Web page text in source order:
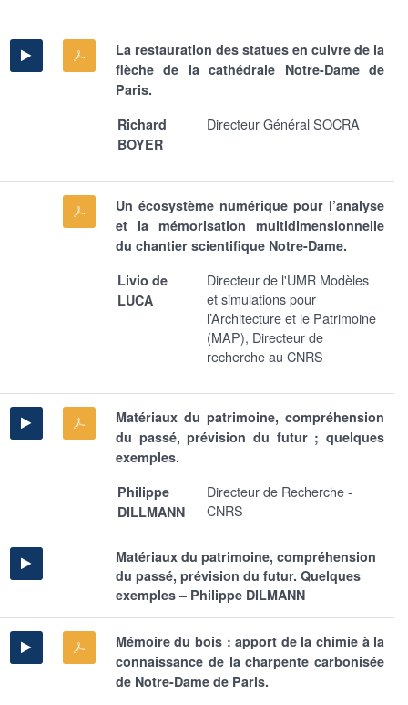
La restauration des statues en cuivre de la
flèche de la cathédrale Notre-Dame de
Paris.
Richard
BOYER
Directeur Général SOCRA
Un écosystème numérique pour l’analyse
et la mémorisation multidimensionnelle
du chantier scientifique Notre-Dame.
Livio de
LUCA
Directeur de l'UMR Modèles
et simulations pour
l’Architecture et le Patrimoine
(MAP), Directeur de
recherche au CNRS
Matériaux du patrimoine, compréhension
du passé, prévision du futur ; quelques
exemples.
Philippe
DILLMANN
Directeur de Recherche -
CNRS
Matériaux du patrimoine, compréhension
du passé, prévision du futur. Quelques
exemples – Philippe DILMANN
Mémoire du bois : apport de la chimie à la
connaissance de la charpente carbonisée
de Notre-Dame de Paris.